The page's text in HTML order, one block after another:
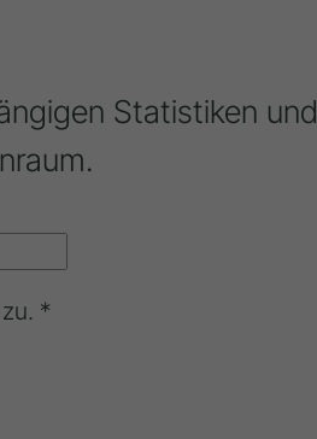
Statistiken und
zu. *